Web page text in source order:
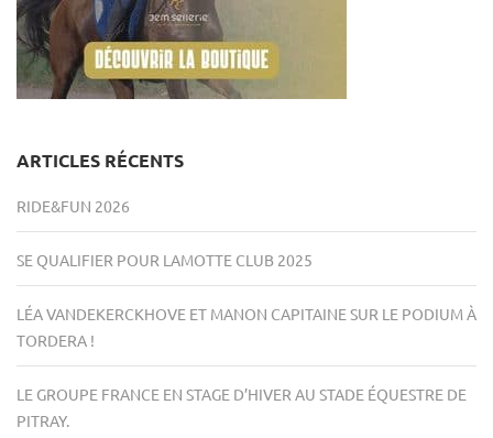
ARTICLES RÉCENTS
RIDE&FUN 2026
SE QUALIFIER POUR LAMOTTE CLUB 2025
LÉA VANDEKERCKHOVE ET MANON CAPITAINE SUR LE PODIUM À
TORDERA !
LE GROUPE FRANCE EN STAGE D’HIVER AU STADE ÉQUESTRE DE
PITRAY.